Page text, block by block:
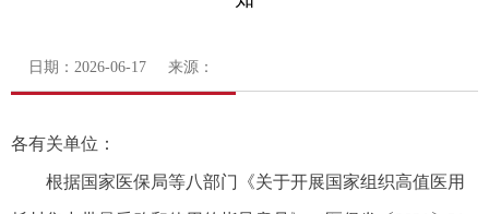
日期：2026-06-17 来源：
各有关单位：
根据国家医保局等八部门《关于开展国家组织高值医用